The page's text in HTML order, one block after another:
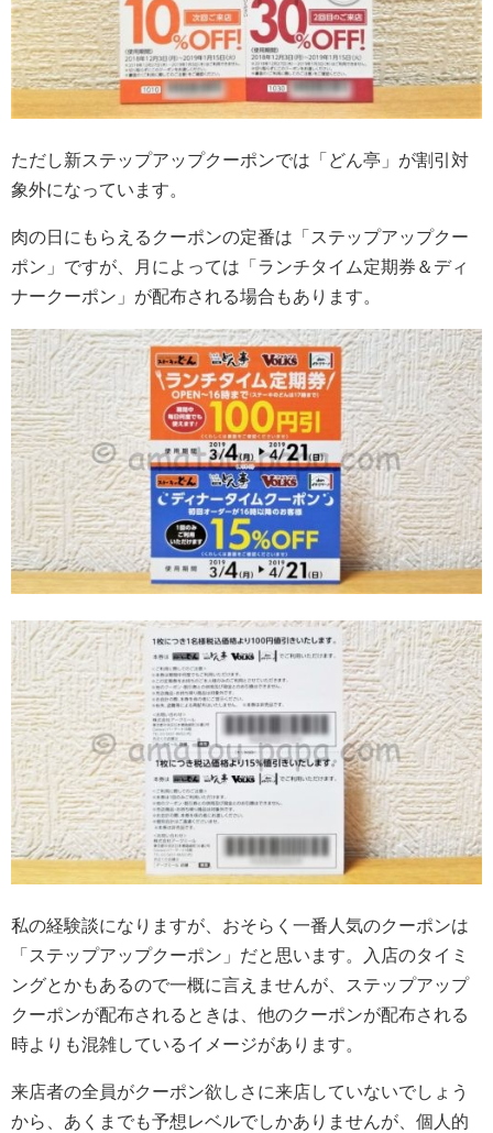
ただし新ステップアップクーポンでは「どん亭」が割引対
象外になっています。
肉の日にもらえるクーポンの定番は「ステップアップクー
ポン」ですが、月によっては「ランチタイム定期券＆ディ
ナークーポン」が配布される場合もあります。
私の経験談になりますが、おそらく一番人気のクーポンは
「ステップアップクーポン」だと思います。入店のタイミ
ングとかもあるので一概に言えませんが、ステップアップ
クーポンが配布されるときは、他のクーポンが配布される
時よりも混雑しているイメージがあります。
来店者の全員がクーポン欲しさに来店していないでしょう
から、あくまでも予想レベルでしかありませんが、個人的